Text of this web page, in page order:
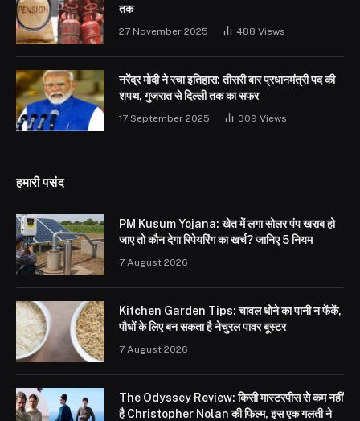
तक
27 November 2025 488 Views
नरेंद्र मोदी ने रचा इतिहास: तीसरी बार प्रधानमंत्री पद की
शपथ, गुजरात से दिल्ली तक का सफर
17 September 2025 309 Views
हमारी पसंद
PM Kusum Yojana: खेत में लगा सोलर पंप खराब हो
जाए तो कौन देगा रिपेयरिंग का खर्च? जानिए 5 नियम
7 August 2026
Kitchen Garden Tips: चावल धोने का पानी न फेंकें,
पौधों के लिए बन सकता है नेचुरल पावर बूस्टर
7 August 2026
The Odyssey Review: किसी मास्टरपीस से कम नहीं
है Christopher Nolan की फिल्म, इस एक गलती ने